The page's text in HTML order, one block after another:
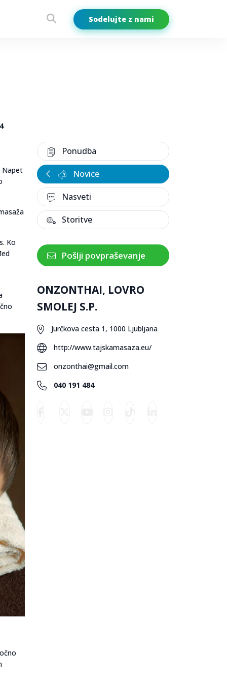
Sodelujte z nami
Napet
Ko
Ponudba
Novice
Nasveti
Storitve
Pošlji povpraševanje
ONZONTHAI, LOVRO
SMOLEJ S.P.
Jurčkova cesta 1, 1000 Ljubljana
http://www.tajskamasaza.eu/
onzonthai@gmail.com
040 191 484